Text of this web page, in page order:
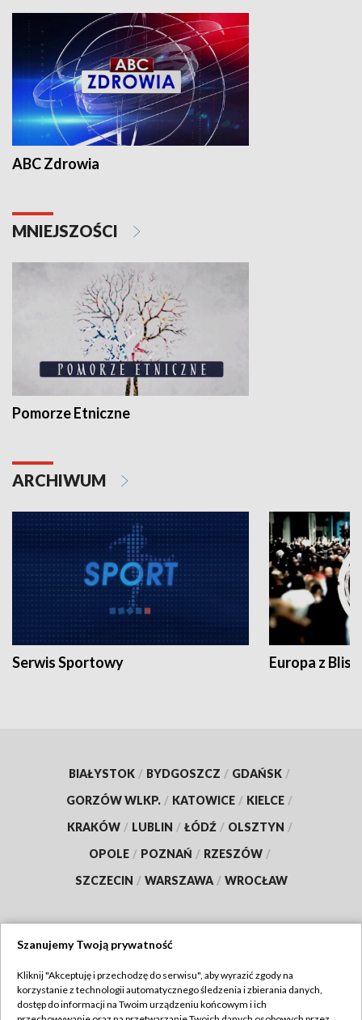
ABC Zdrowia
MNIEJSZOŚCI
Pomorze Etniczne
ARCHIWUM
Serwis Sportowy Europa z
BIAŁYSTOK / BYDGOSZCZ / GDAŃSK /
GORZÓW WLKP. / KATOWICE / KIELCE /
KRAKÓW / LUBLIN / ŁÓDŹ / OLSZTYN /
OPOLE / POZNAŃ / RZESZÓW /
SZCZECIN / WARSZAWA / WROCŁAW
TVP
Szanujemy Twoją prywatność
Kliknij "Akceptuję i przechodzę do serwisu", aby wyrazić zgody na
korzystanie z technologii automatycznego śledzenia i zbierania danych,
dostęp do informacji na Twoim urządzeniu końcowym i ich